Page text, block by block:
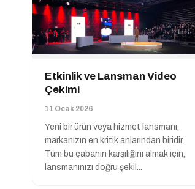
Etkinlik ve Lansman Video
Çekimi
11 Ocak 2026
Yeni bir ürün veya hizmet lansmanı,
markanızın en kritik anlarından biridir.
Tüm bu çabanın karşılığını almak için,
lansmanınızı doğru şekil...